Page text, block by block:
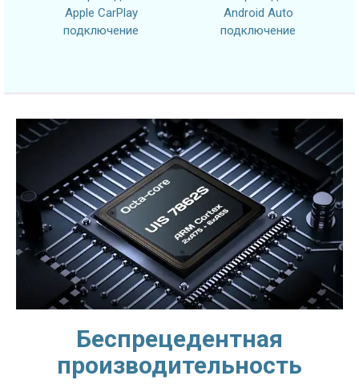
Apple CarPlay
подключение
Android Auto
подключение
Беспрецедентная
производительность